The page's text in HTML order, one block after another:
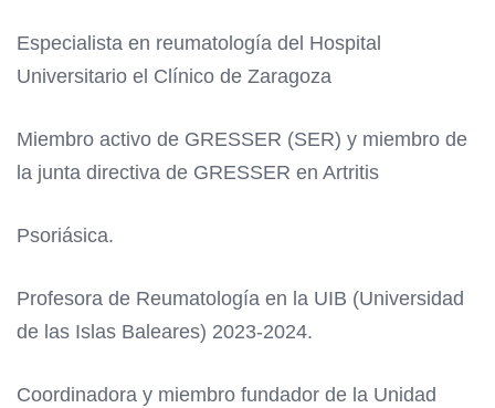
Especialista en reumatología del Hospital
Universitario el Clínico de Zaragoza
Miembro activo de GRESSER (SER) y miembro de
la junta directiva de GRESSER en Artritis
Psoriásica.
Profesora de Reumatología en la UIB (Universidad
de las Islas Baleares) 2023-2024.
Coordinadora y miembro fundador de la Unidad